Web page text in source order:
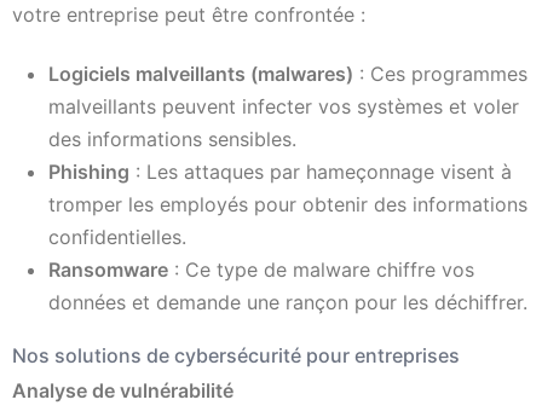
votre entreprise peut être confrontée :
Logiciels malveillants (malwares) : Ces programmes
malveillants peuvent infecter vos systèmes et voler
des informations sensibles.
Phishing : Les attaques par hameçonnage visent à
tromper les employés pour obtenir des informations
confidentielles.
Ransomware : Ce type de malware chiffre vos
données et demande une rançon pour les déchiffrer.
Nos solutions de cybersécurité pour entreprises
Analyse de vulnérabilité